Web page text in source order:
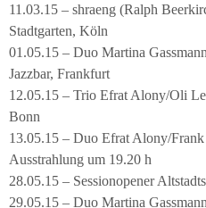
11.03.15 – shraeng (Ralph
Stadtgarten, Köln
01.05.15 – Duo Martina
Jazzbar, Frankfurt
12.05.15 – Trio Efrat Alony/Oli
Bonn
13.05.15 – Duo Efrat Alony/
Ausstrahlung um 19.20 h
28.05.15 – Sessionopener
29.05.15 – Duo Martina